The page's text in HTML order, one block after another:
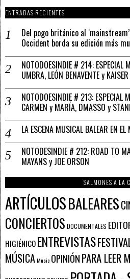
ENTRADAS RECIENTES
Del pogo británico al
Occident borda su edición más
NOTODOESINDIE # 214: ESPECIAL
UMBRA, LEÓN BENAVENTE y
NOTODOESINDIE # 213: ESPECIAL
CARMEN y MARÍA, DMASSO y
LA ESCENA MUSICAL BALEAR EN
NOTODESINDIE # 212: ROAD TO
MAYANS y JOE ORSON
SALMONES A LA
ARTÍCULOSBALEARES
CONCIERTOS DOCUMENTALES
HIGIÉNICOENTREVISTAS
MÚSICAMusic OPINIÓNPARA LEER